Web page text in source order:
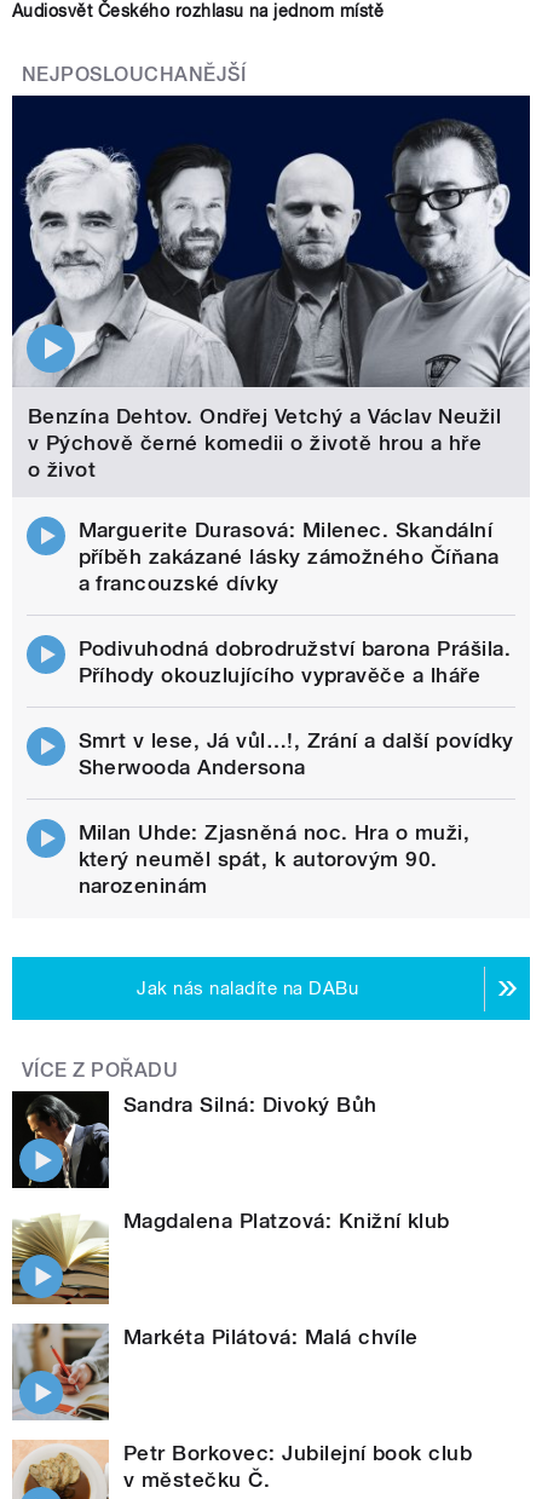
Audiosvět Českého rozhlasu na jednom místě
NEJPOSLOUCHANĚJŠÍ
Benzína Dehtov. Ondřej Vetchý a Václav Neužil
v Pýchově černé komedii o životě hrou a hře
o život
Marguerite Durasová: Milenec. Skandální
příběh zakázané lásky zámožného Číňana
a francouzské dívky
Podivuhodná dobrodružství barona Prášila.
Příhody okouzlujícího vypravěče a lháře
Smrt v lese, Já vůl…!, Zrání a další povídky
Sherwooda Andersona
Milan Uhde: Zjasněná noc. Hra o muži,
který neuměl spát, k autorovým 90.
narozeninám
Jak nás naladíte na DABu
VÍCE Z POŘADU
Sandra Silná: Divoký Bůh
Magdalena Platzová: Knižní klub
Markéta Pilátová: Malá chvíle
Petr Borkovec: Jubilejní book club
v městečku Č.